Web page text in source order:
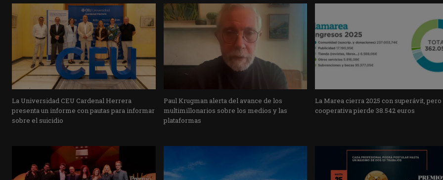
La Universidad CEU Cardenal Herrera
presenta un informe con pautas para informar
sobre el suicidio
Paul Krugman alerta del avance de los
multimillonarios sobre los medios y las
plataformas
La Marea cierra 2025 con superávit, pero
cooperativa pierde 38.542 euros